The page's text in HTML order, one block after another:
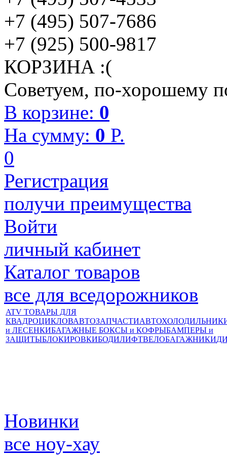
+7 (495) 507-7686
+7 (925) 500-9817
КОРЗИНА :(
Советуем, по-хорошему
В корзине: 0
На сумму: 0 P.
0
Регистрация
получи преимущества
Войти
личный кабинет
Каталог товаров
все для вседорожников
ATV ТОВАРЫ ДЛЯ
КВАДРОЦИКЛОВАВТОЗАПЧАСТИ
и ЛЕСЕНКИБАГАЖНЫЕ БОКСЫ и КОФРЫБАМПЕРЫ и
ЗАЩИТЫБЛОКИРОВКИБОДИЛИФТВЕЛОБАГАЖНИКИ
Новинки
все ноу-хау